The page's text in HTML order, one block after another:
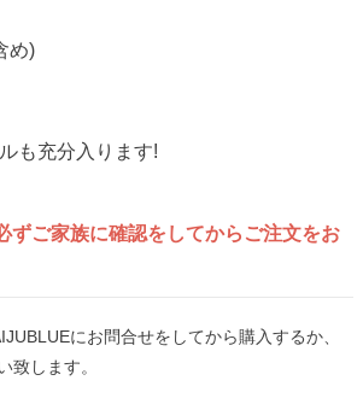
め)
も充分入ります!
ずご家族に確認をしてから ご注文をお
にお問合せをしてから購入するか、
致します。